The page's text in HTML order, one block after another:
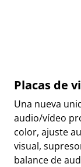
Placas de
Una nueva
audio/vídeo
color, ajuste
visual,
balance de